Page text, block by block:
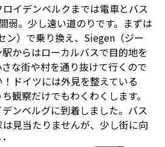
イデンベルクまでは電車とバス
弱。少し遠い道のりです。まずは
ン）で乗り換え、Siegen（ジー
からはローカルバスで目的地を
な街や村を通り抜けて行くので
ドイツには外見を整えている
観察だけでもわくわくします。
ンベルグに到着しました。バス
見当たりませんが、少し街に向